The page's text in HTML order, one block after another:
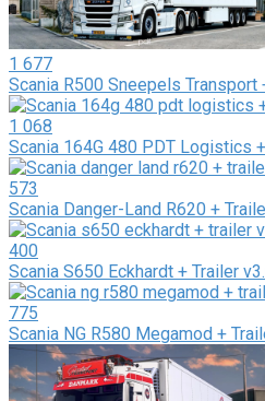
1 677
Scania R500 Sneepels Transport
1 068
Scania 164G 480 PDT Logistics
573
Scania Danger-Land R620 +
400
Scania S650 Eckhardt + Trailer
775
Scania NG R580 Megamod +